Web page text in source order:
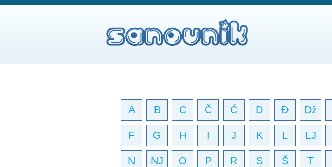
A B C Č Ć D Đ Dž
F G H I J K L LJ
N NJ O P R S Š T